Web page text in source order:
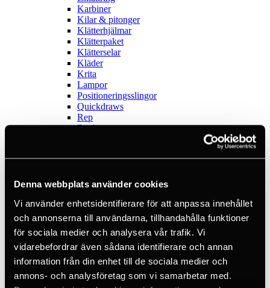
Denna webbplats använder cookies
Vi använder enhetsidentifierare för att anpassa innehållet
och annonserna till användarna, tillhandahålla funktioner
för sociala medier och analysera vår trafik. Vi
vidarebefordrar även sådana identifierare och annan
information från din enhet till de sociala medier och
annons- och analysföretag som vi samarbetar med.
Karbiner
Kilar & pitonger
Klätterhjälmar
Klätterpaket
Klätterselar
Kläder
Krita
Lampor
Positioneringsslingor
Quickdraws
Rep
Repbromsar
Äventyrspark
Lampor
Ficklampor
Mikrolampor
C2 Tactical
Utrustning
Utbildningar
Inkl. moms
Hämtar kundpriser...